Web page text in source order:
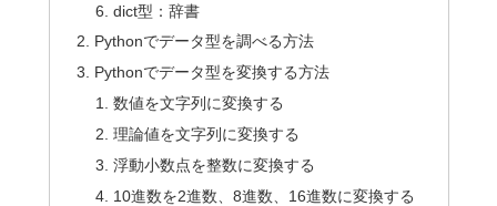
dict型：辞書
Pythonでデータ型を調べる方法
Pythonでデータ型を変換する方法
数値を文字列に変換する
理論値を文字列に変換する
浮動小数点を整数に変換する
10進数を2進数、8進数、16進数に変換する